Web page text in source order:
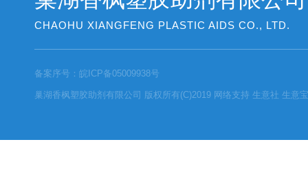
CHAOHU XIANGFENG PLASTIC AIDS CO., LTD.
备案序号： 皖ICP备05009938号
巢湖香枫塑胶助剂有限公司 版权所有(C)2019 网络支持 生意社 生意宝